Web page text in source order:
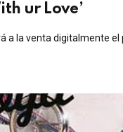
ur Love’
a la venta digitalmente el